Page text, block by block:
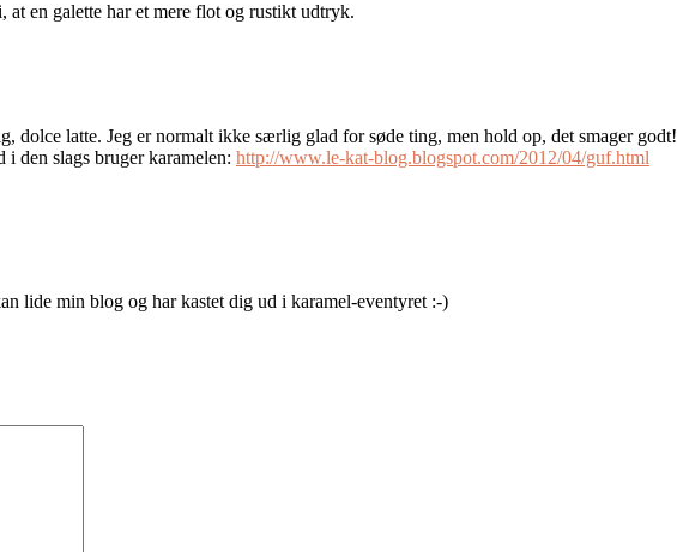
en galette har et mere flot og rustikt udtryk.
dolce latte. Jeg er normalt ikke særlig glad for søde ting, men hold op, det smager godt!
den slags bruger karamelen: http://www.le-kat-blog.blogspot.com/2012/04/guf.html
lide min blog og har kastet dig ud i karamel-eventyret :-)